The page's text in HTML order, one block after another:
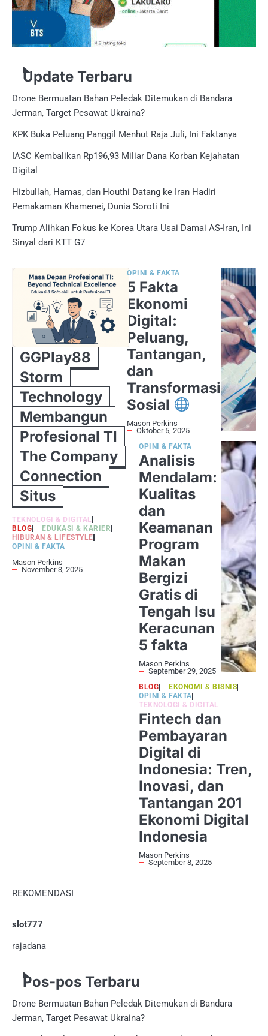
Update Terbaru
Drone Bermuatan Bahan Peledak Ditemukan di Bandara
Jerman, Target Pesawat Ukraina?
KPK Buka Peluang Panggil Menhut Raja Juli, Ini Faktanya
IASC Kembalikan Rp196,93 Miliar Dana Korban Kejahatan
Digital
Hizbullah, Hamas, dan Houthi Datang ke Iran Hadiri
Pemakaman Khamenei, Dunia Soroti Ini
Trump Alihkan Fokus ke Korea Utara Usai Damai AS-Iran, Ini
Sinyal dari KTT G7
GGPlay88
Storm
Technology
Membangun
Profesional TI
The Company
Connection
Situs
TEKNOLOGI & DIGITAL
BLOG
EDUKASI & KARIER
HIBURAN & LIFESTYLE
OPINI & FAKTA
Mason Perkins
November 3, 2025
5 Fakta
Ekonomi
Digital:
Peluang,
Tantangan,
dan
Transformasi
Sosial
OPINI & FAKTA
Mason Perkins
Oktober 5, 2025
Analisis
Mendalam:
Kualitas
dan
Keamanan
Program
Makan
Bergizi
Gratis di
Tengah Isu
Keracunan
5 fakta
OPINI & FAKTA
Mason Perkins
September 29, 2025
Fintech dan
Pembayaran
Digital di
Indonesia: Tren,
Inovasi, dan
Tantangan 201
Ekonomi Digital
Indonesia
BLOG
EKONOMI & BISNIS
OPINI & FAKTA
TEKNOLOGI & DIGITAL
Mason Perkins
September 8, 2025
REKOMENDASI
slot777
rajadana
Pos-pos Terbaru
Drone Bermuatan Bahan Peledak Ditemukan di Bandara
Jerman, Target Pesawat Ukraina?